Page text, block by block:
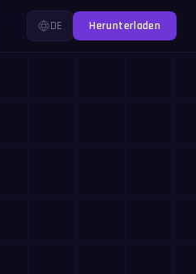
DE Herunterladen